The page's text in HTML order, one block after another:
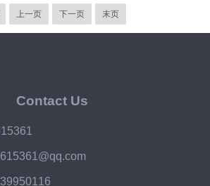
上一页 下一页 末页
Contact Us